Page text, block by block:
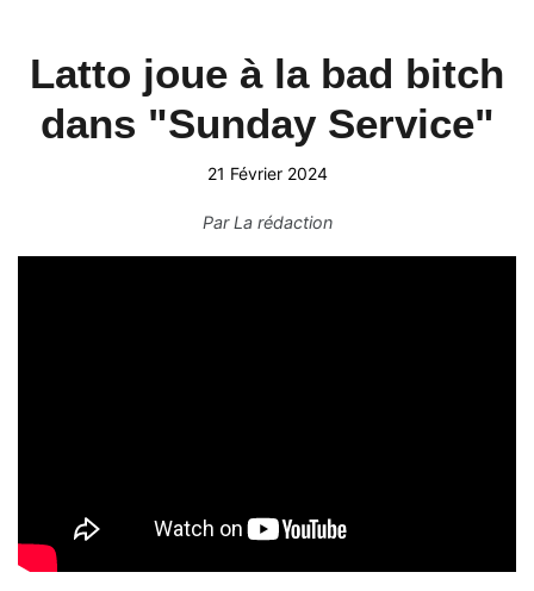
Latto joue à la bad bitch
dans "Sunday Service"
21 Février 2024
ParLa rédaction